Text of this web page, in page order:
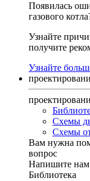
Появилась
газового
Узнайте
получите
Узнайте
Схемы
Схемы
Вам нужна
вопрос
Напишите нам
Библиотека